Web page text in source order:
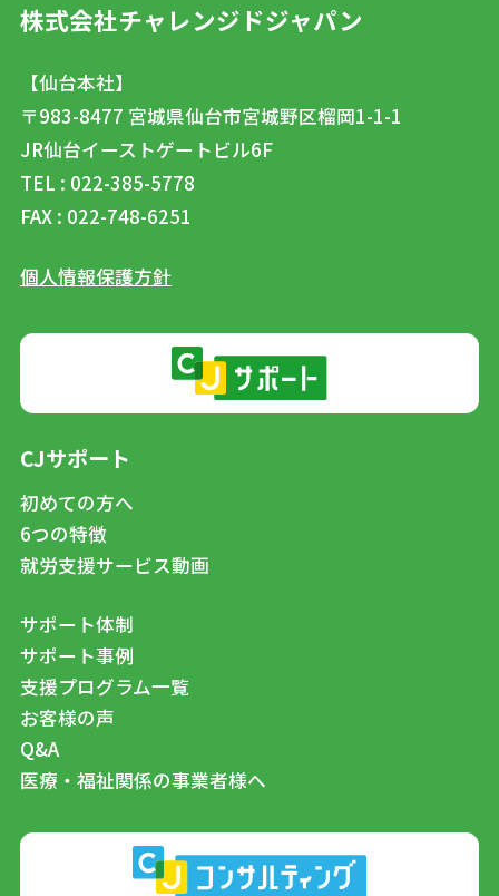
株式会社チャレンジドジャパン
【仙台本社】
〒983-8477 宮城県仙台市宮城野区榴岡1-1-1
JR仙台イーストゲートビル6F
TEL : 022-385-5778
FAX : 022-748-6251
個人情報保護方針
CJサポート
初めての方へ
6つの特徴
就労支援サービス動画
サポート体制
サポート事例
支援プログラム一覧
お客様の声
Q&A
医療・福祉関係の事業者様へ